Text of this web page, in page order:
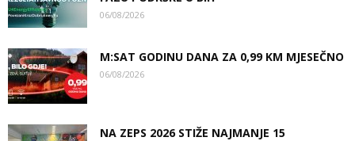
06/08/2026
M:SAT GODINU DANA ZA 0,99 KM MJESEČNO
06/08/2026
NA ZEPS 2026 STIŽE NAJMANJE 15